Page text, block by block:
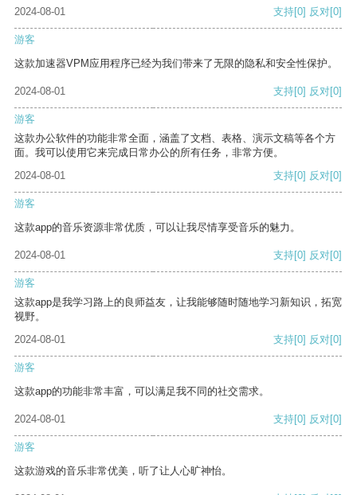
2024-08-01
支持[0] 反对[0]
游客
这款加速器VPM应用程序已经为我们带来了无限的隐私和安全性保护。
2024-08-01 支持[0] 反对[0]
游客
这款办公软件的功能非常全面，涵盖了文档、表格、演示文稿等各个方
面。我可以使用它来完成日常办公的所有任务，非常方便。
2024-08-01
支持[0] 反对[0]
游客
这款app的音乐资源非常优质，可以让我尽情享受音乐的魅力。
2024-08-01 支持[0] 反对[0]
游客
这款app是我学习路上的良师益友，让我能够随时随地学习新知识，拓宽
视野。
2024-08-01
支持[0] 反对[0]
游客
这款app的功能非常丰富，可以满足我不同的社交需求。
2024-08-01 支持[0] 反对[0]
游客
这款游戏的音乐非常优美，听了让人心旷神怡。